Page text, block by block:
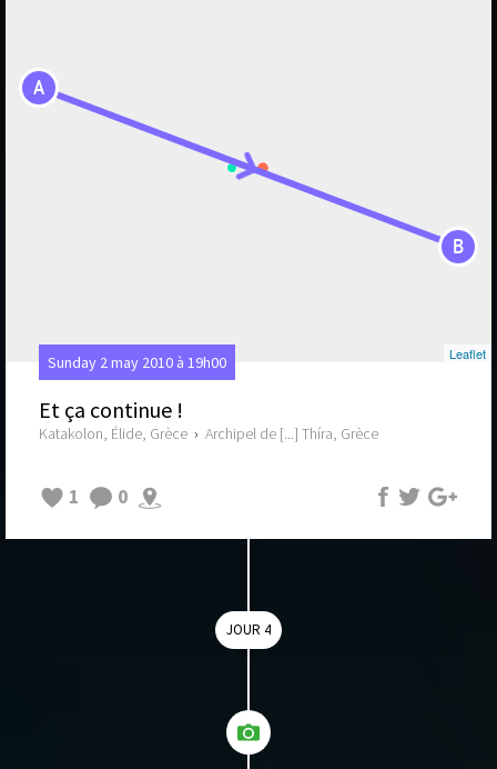
A
B
Leaflet
Sunday 2 may 2010 à 19h00
Et ça continue !
Katakolon, Élide, Grèce › Archipel de [...] Thíra, Grèce
1 0
JOUR 4